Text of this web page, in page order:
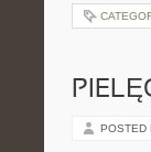
POSTED